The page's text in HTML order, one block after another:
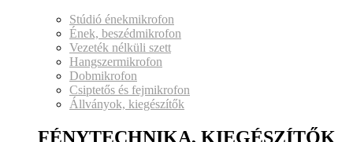
Stúdió énekmikrofon
Ének, beszédmikrofon
Vezeték nélküli szett
Hangszermikrofon
Dobmikrofon
Csiptetős és fejmikrofon
Állványok, kiegészítők
FÉNYTECHNIKA, KIEGÉSZÍTŐK